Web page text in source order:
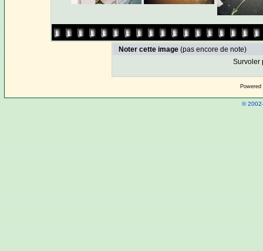
Noter cette image (pas encore de note)
Survoler
©